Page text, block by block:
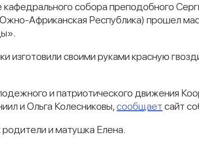
кафедрального собора преподобного
Африканская Республика) прошел
изготовили своими руками красную
и патриотического движения
и Ольга Колесниковы,сообщает сайт
и матушка Елена.